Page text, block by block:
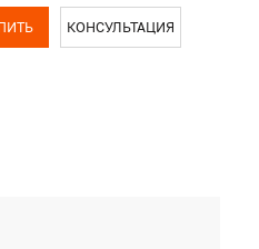
КОНСУЛЬТАЦИЯ